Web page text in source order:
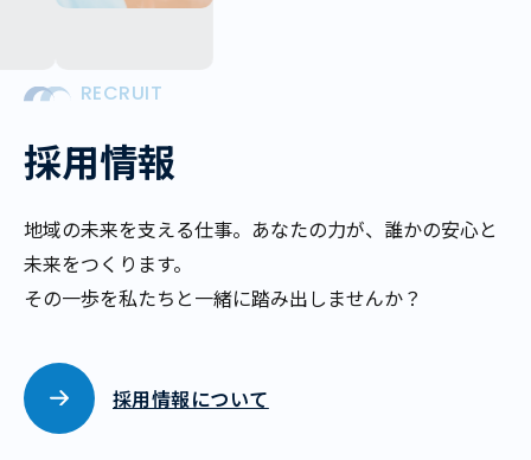
RECRUIT
採用情報
地域の未来を支える仕事。 あなたの力が、誰かの安心と
未来をつくります。
その一歩を私たちと一緒に踏み出しませんか？
採用情報について